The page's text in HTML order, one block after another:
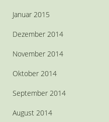
Januar 2015
Dezember 2014
November 2014
Oktober 2014
September 2014
August 2014